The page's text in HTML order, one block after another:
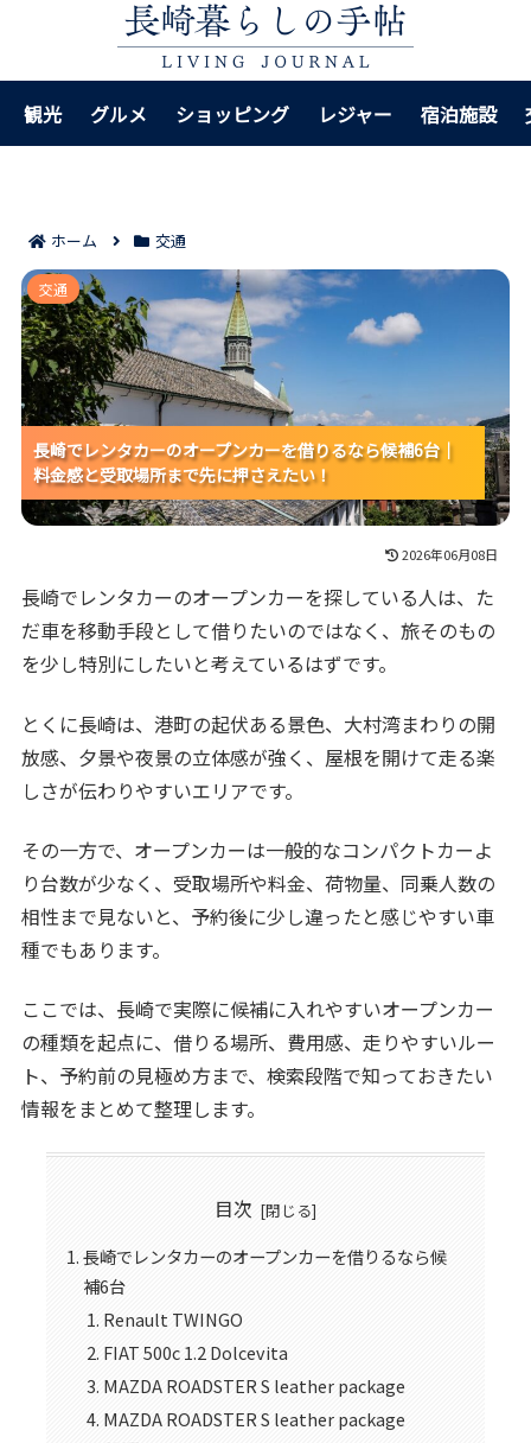
観光 グルメ ショッピング レジャー 宿泊施設
ホーム 交通
長崎でレンタカーのオープンカーを借りるなら候補6台
｜料金感と受取場所まで先に押さえたい！
長崎でレンタカーのオープンカーを借りるなら候補6台｜
料金感と受取場所まで先に押さえたい！
長崎でレンタカーのオープンカーを借りるなら候補6台｜
料金感と受取場所まで先に押さえたい！
長崎でレンタカーのオープンカーを借りるなら候補6台｜
料金感と受取場所まで先に押さえたい！
交通
2026年06月08日
長崎でレンタカーのオープンカーを探している人は、た
だ車を移動手段として借りたいのではなく、旅そのもの
を少し特別にしたいと考えているはずです。
とくに長崎は、港町の起伏ある景色、大村湾まわりの開
放感、夕景や夜景の立体感が強く、屋根を開けて走る楽
しさが伝わりやすいエリアです。
その一方で、オープンカーは一般的なコンパクトカーよ
り台数が少なく、受取場所や料金、荷物量、同乗人数の
相性まで見ないと、予約後に少し違ったと感じやすい車
種でもあります。
ここでは、長崎で実際に候補に入れやすいオープンカー
の種類を起点に、借りる場所、費用感、走りやすいルー
ト、予約前の見極め方まで、検索段階で知っておきたい
情報をまとめて整理します。
目次
長崎でレンタカーのオープンカーを借りるなら候
補6台
Renault TWINGO
FIAT 500c 1.2 Dolcevita
MAZDA ROADSTER S leather package
MAZDA ROADSTER S leather package